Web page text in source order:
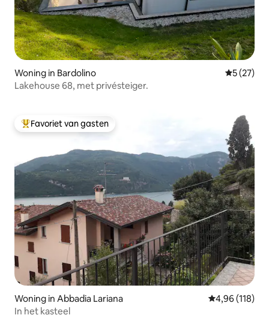
Woning in Bardolino
5 (27)
Lakehouse 68, met privésteiger.
Topfavoriet van gasten
Favoriet van gasten
Woning in Abbadia Lariana Gemiddelde
4,96 (118)
In het kasteel